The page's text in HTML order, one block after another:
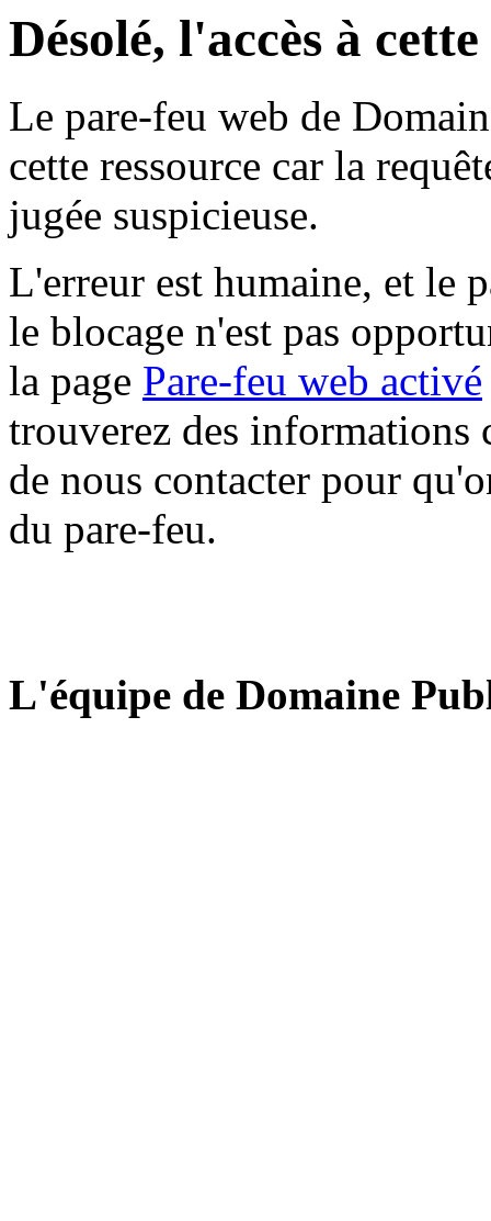
Désolé, l'accès à
Le pare-feu web de
cette ressource car la
jugée suspicieuse.
L'erreur est humaine, et le
le blocage n'est pas
la page Pare-feu web activé
trouverez des informations
de nous contacter pour
du pare-feu.
L'équipe de Domaine